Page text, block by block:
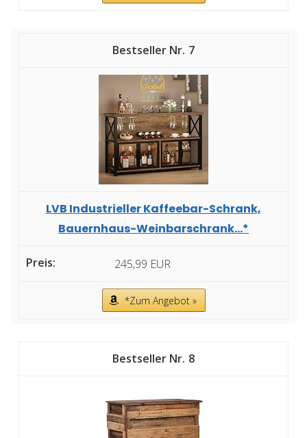
7
LVB Industrieller Kaffeebar-Schrank,
Bauernhaus-Weinbarschrank...*
245,99 EUR
*Zum Angebot »
8